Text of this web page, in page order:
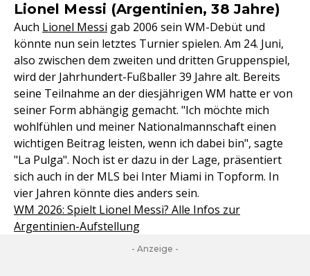
Lionel Messi (Argentinien, 38 Jahre)
Auch Lionel Messi gab 2006 sein WM-Debüt und
könnte nun sein letztes Turnier spielen. Am 24. Juni,
also zwischen dem zweiten und dritten Gruppenspiel,
wird der Jahrhundert-Fußballer 39 Jahre alt. Bereits
seine Teilnahme an der diesjährigen WM hatte er von
seiner Form abhängig gemacht. "Ich möchte mich
wohlfühlen und meiner Nationalmannschaft einen
wichtigen Beitrag leisten, wenn ich dabei bin", sagte
"La Pulga". Noch ist er dazu in der Lage, präsentiert
sich auch in der MLS bei Inter Miami in Topform. In
vier Jahren könnte dies anders sein.
WM 2026: Spielt Lionel Messi? Alle Infos zur
Argentinien-Aufstellung
- Anzeige -